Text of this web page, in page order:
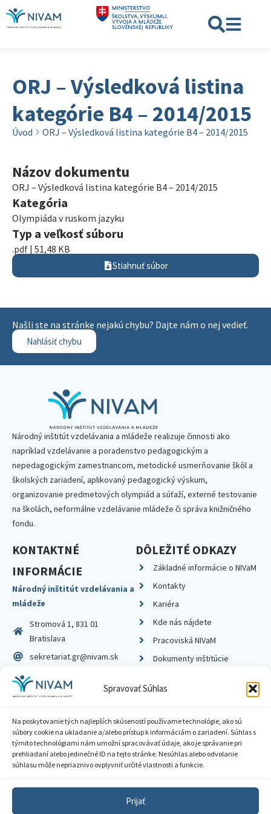
Spravovať Súhlas
Na poskytovanie tých najlepších skúseností používame technológie, ako sú
súbory cookie na ukladanie a/alebo prístup k informáciám o zariadení. Súhlas s
týmito technológiami nám umožní spracovávať údaje, ako je správanie pri
prehliadaní alebo jedinečné ID na tejto stránke. Nesúhlas alebo odvolanie
súhlasu môže nepriaznivo ovplyvniť určité vlastnosti a funkcie.
Prijať
ORJ – Výsledková listina
kategórie B4 – 2014/2015
Úvod ORJ – Výsledková listina kategórie B4 – 2014/2015
Názov dokumentu
ORJ – Výsledková listina kategórie B4 – 2014/2015
Kategória
Olympiáda v ruskom jazyku
Typ a veľkosť súboru
.pdf | 51,48 KB
Stiahnuť súbor
Našli ste na stránke nejakú chybu? Dajte nám o nej vedieť.
Nahlásiť chybu
Národný inštitút vzdelávania a mládeže realizuje činnosti ako
napríklad vzdelávanie a poradenstvo pedagogickým a
nepedagogickým zamestnancom, metodické usmerňovanie škôl a
školských zariadení, aplikovaný pedagogický výskum,
organizovanie predmetových olympiád a súťaží, externé testovanie
na školách, neformálne vzdelávanie mládeže či správa knižničného
fondu.
KONTAKTNÉ
INFORMÁCIE
Národný inštitút vzdelávania a
mládeže
Stromová 1, 831 01
Bratislava
sekretariat.gr@nivam.sk
IČO: 00164348
DIČ: 2020798714
DÔLEŽITÉ ODKAZY
Základné informácie o NIVaM
Kontakty
Kariéra
Kde nás nájdete
Pracoviská NIVaM
Dokumenty inštitúcie
Zásady ochrany súkromia
Sprístupnenie informácií